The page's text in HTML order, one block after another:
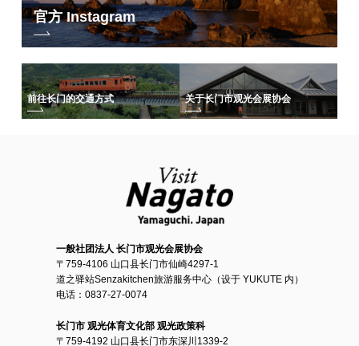
官方 Instagram
前往长门的交通方式 关于长门市观光会展协会
一般社团法人 长门市观光会展协会
〒759-4106 山口县长门市仙崎4297-1
道之驿站Senzakitchen旅游服务中心（设于 YUKUTE 内）
电话：0837-27-0074
长门市 观光体育文化部 观光政策科
〒759-4192 山口县长门市东深川1339-2